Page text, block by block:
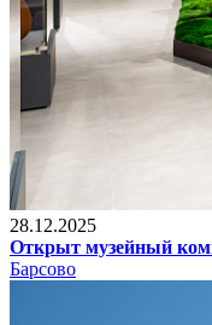
28.12.2025
Открыт музейный
Барсово